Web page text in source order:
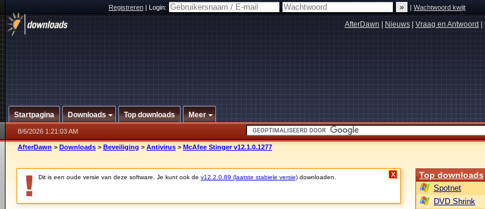
Registreren|Login: |Wachtwoord kwijt
AfterDawn Nieuws Vraag en Antwoord
Startpagina Downloads Top downloads Meer
8/6/2026 1:21:03 AM
AfterDawn > Downloads > Beveiliging > Antivirus > McAfee Stinger v12.1.0.1277
Dit is een oude versie van deze software. Je kunt ook de v12.2.0.89 (laatste stabiele versie) downloaden. X Top downloads
Spotnet
DVD Shrink